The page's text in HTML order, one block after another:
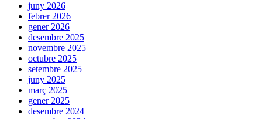
juny 2026
febrer 2026
gener 2026
desembre 2025
novembre 2025
octubre 2025
setembre 2025
juny 2025
març 2025
gener 2025
desembre 2024